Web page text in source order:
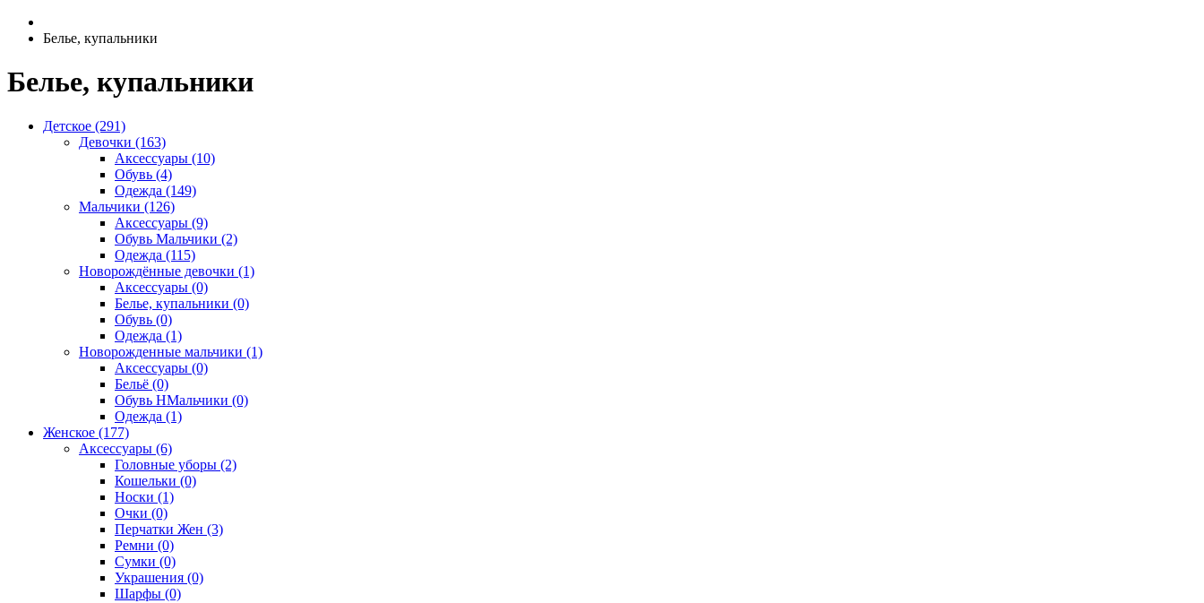
Белье, купальники
Белье, купальники
Детское (291)
Девочки (163)
Аксессуары (10)
Обувь (4)
Одежда (149)
Мальчики (126)
Аксессуары (9)
Обувь Мальчики (2)
Одежда (115)
Новорождённые девочки (1)
Аксессуары (0)
Белье, купальники (0)
Обувь (0)
Одежда (1)
Новорожденные мальчики (1)
Аксессуары (0)
Бельё (0)
Обувь НМальчики (0)
Одежда (1)
Женское (177)
Аксессуары (6)
Головные уборы (2)
Кошельки (0)
Носки (1)
Очки (0)
Перчатки Жен (3)
Ремни (0)
Сумки (0)
Украшения (0)
Шарфы (0)